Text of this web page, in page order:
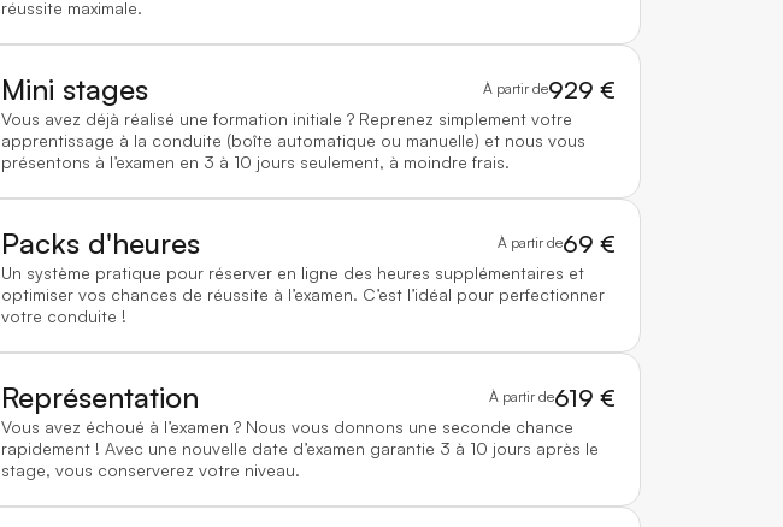
réussite maximale.
Mini stages À partir de929 €
Vous avez déjà réalisé une formation initiale ? Reprenez simplement votre
apprentissage à la conduite (boîte automatique ou manuelle) et nous vous
présentons à l’examen en 3 à 10 jours seulement, à moindre frais.
Packs d'heures À partir de69 €
Un système pratique pour réserver en ligne des heures supplémentaires et
optimiser vos chances de réussite à l’examen. C’est l’idéal pour perfectionner
votre conduite !
Représentation À partir de619 €
Vous avez échoué à l’examen ? Nous vous donnons une seconde chance
rapidement ! Avec une nouvelle date d’examen garantie 3 à 10 jours après le
stage, vous conserverez votre niveau.